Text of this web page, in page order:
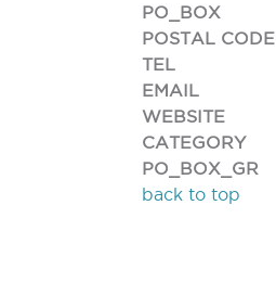
PO_BOX
POSTAL CODE
TEL
EMAIL
WEBSITE
CATEGORY
PO_BOX_GR
back to top